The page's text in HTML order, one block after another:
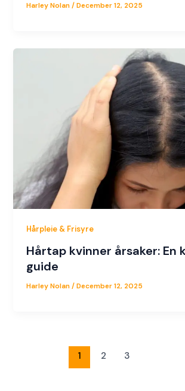
Harley Nolan/December 12, 2025
Hårpleie & Frisyre
Hårtap kvinner årsaker: En
guide
Harley Nolan/December 12, 2025
1 2 3